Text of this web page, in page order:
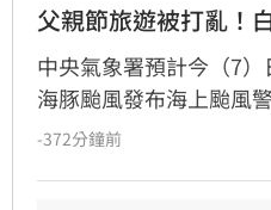
【
17分
男
父親節旅遊被打亂！
中央氣象署預計今（7
海豚颱風發布海上颱風
部、東部及北部海面。
-372分鐘前